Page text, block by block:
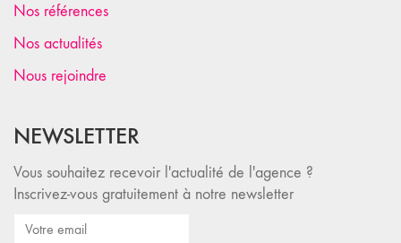
Nos références
Nos actualités
Nous rejoindre
NEWSLETTER
Vous souhaitez recevoir l'actualité de l'agence ?
Inscrivez-vous gratuitement à notre newsletter